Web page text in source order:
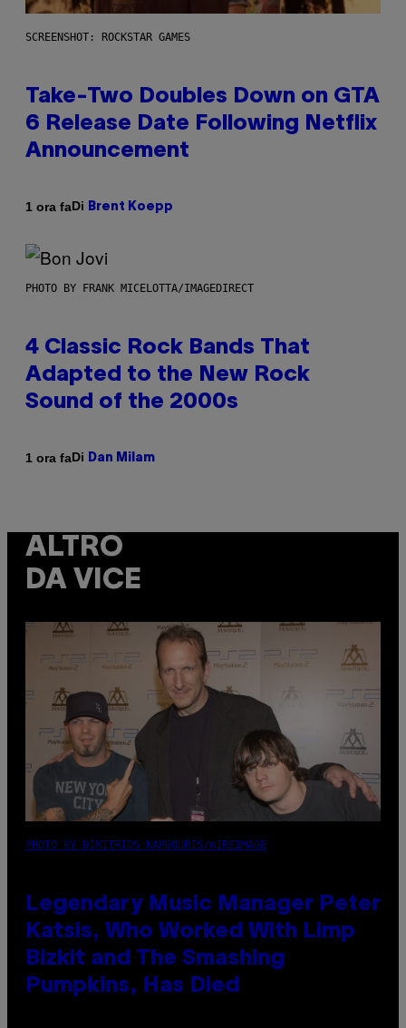
SCREENSHOT: ROCKSTAR GAMES
Take-Two Doubles Down on GTA
6 Release Date Following Netflix
Announcement
1 ora faDi Brent Koepp
PHOTO BY FRANK MICELOTTA/IMAGEDIRECT
4 Classic Rock Bands That
Adapted to the New Rock
Sound of the 2000s
1 ora faDi Dan Milam
ALTRO
DA VICE
PHOTO BY DIMITRIOS KAMBOURIS/WIREIMAGE
Legendary Music Manager Peter
Katsis, Who Worked With Limp
Bizkit and The Smashing
Pumpkins, Has Died